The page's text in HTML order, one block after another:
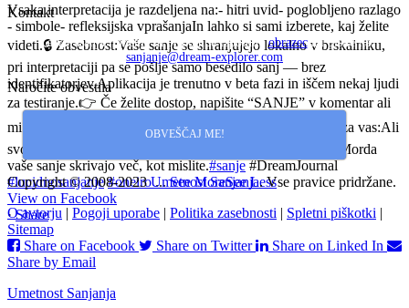
Vsaka interpretacija je razdeljena na:- hitri uvid- poglobljeno razlago
- simbole- refleksijska vprašanjaIn lahko si sami izberete, kaj želite
videti.🔒 Zasebnost:Vaše sanje se shranjujejo lokalno v brskalniku,
pri interpretaciji pa se pošlje samo besedilo sanj — brez
identifikatorjev.Aplikacija je trenutno v beta fazi in iščem nekaj ljudi
za testiranje.👉 Če želite dostop, napišite “SANJE” v komentar ali
mi pošljite sporočilo.
Število mest je omejeno. Vprašanje za vas:Ali
svoje sanje kdaj interpretirate — ali jih samo pozabite?
🌌 Morda
vaše sanje skrivajo več, kot mislite.#sanje#DreamJournal
#lucidnosanjanje #oneiro ...See MoreSee Less
View on Facebook
· Share
Share on Facebook
Share on Twitter
Share on Linked In
Share by Email
Umetnost Sanjanja
Kontakt
Za vprašanja, mnenja in pripombe izpolnite obrazec ali pišite na
sanjanje@dream-explorer.com
Naročite obvestila
OBVEŠČAJ ME!
Copyright © 2008-2023Umetnost Sanjanja. Vse pravice pridržane.
O avtorju | Pogoji uporabe | Politika zasebnosti | Spletni piškotki |
Sitemap